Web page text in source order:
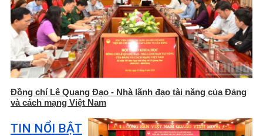
Đồng chí Lê Quang Đạo - Nhà lãnh đạo tài năng của Đảng
và cách mạng Việt Nam
TIN NỔI BẬT